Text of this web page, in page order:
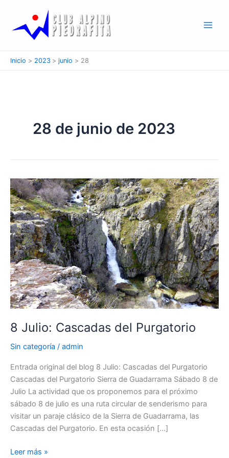
contenido
Inicio 2023 junio 28
28 de junio de 2023
8 Julio: Cascadas del Purgatorio
Sin categoría / admin
Entrada original del blog 8 Julio: Cascadas del Purgatorio
Cascadas del Purgatorio Sierra de Guadarrama Sábado 8 de
Julio La actividad que os proponemos para el próximo
sábado 8 de julio es una ruta circular de senderismo para
visitar un paraje clásico de la Sierra de Guadarrama, las
Cascadas del Purgatorio. En esta ocasión […]
8
Leer más »